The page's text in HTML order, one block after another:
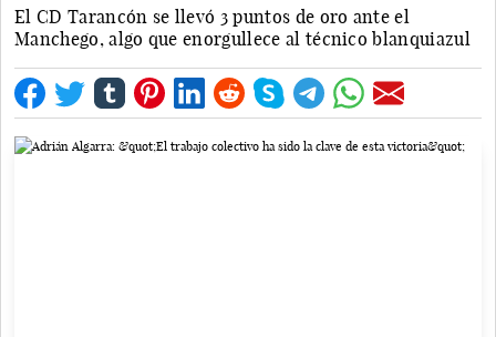
El CD Tarancón se llevó 3 puntos de oro ante el
Manchego, algo que enorgullece al técnico blanquiazul